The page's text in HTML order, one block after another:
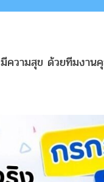
มีความสุข ด้วยทีมงา